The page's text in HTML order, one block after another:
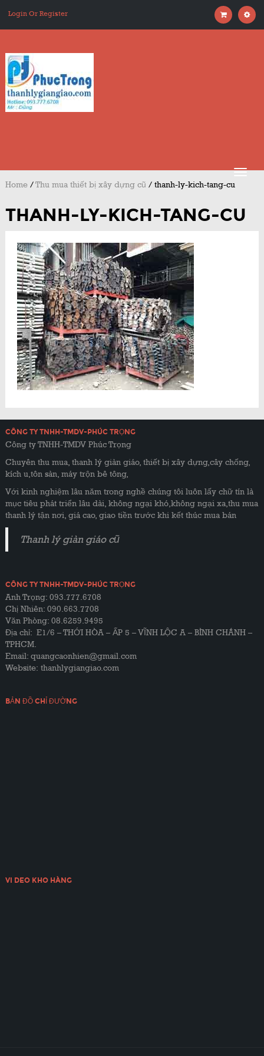
Login Or Register
Home /Thu mua thiết bị xây dựng cũ / thanh-ly-kich-tang-cu
THANH-LY-KICH-TANG-CU
CÔNG TY TNHH-TMDV-PHÚC TRỌNG
Công ty TNHH-TMDV Phúc Trọng
Chuyên thu mua, thanh lý giàn giáo, thiết bị xây dựng,cây chống,
kích u,tôn sàn, máy trộn bê tông,
Với kinh nghiệm lâu năm trong nghề chúng tôi luôn lấy chữ tín là
mục tiêu phát triển lâu dài, không ngại khó,không ngại xa,thu mua
thanh lý tận nơi, giá cao, giao tiền trước khi kết thúc mua bán
Thanh lý giàn giáo cũ
CÔNG TY TNHH-TMDV-PHÚC TRỌNG
Anh Trọng: 093.777.6708
Chị Nhiên: 090.663.7708
Văn Phòng: 08.6259.9495
Địa chỉ: E1/6 – THỚI HÒA – ẤP 5 – VĨNH LỘC A – BÌNH CHÁNH –
TPHCM.
Email: quangcaonhien@gmail.com
Website: thanhlygiangiao.com
BẢN ĐỒ CHỈ ĐƯỜNG
VI DEO KHO HÀNG